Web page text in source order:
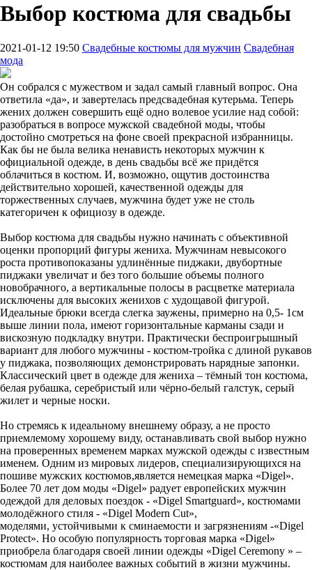
Выбор костюма для свадьбы
2021-01-12 19:50 Свадебные костюмы для мужчин Свадебная
мода
Он собрался с мужеством и задал самый главный вопрос. Она
ответила «да», и завертелась предсвадебная кутерьма. Теперь
жених должен совершить ещё одно волевое усилие над собой:
разобраться в вопросе мужской свадебной моды, чтобы
достойно смотреться на фоне своей прекрасной избранницы.
Как бы не была велика ненависть некоторых мужчин к
официальной одежде, в день свадьбы всё же придётся
облачиться в костюм. И, возможно, ощутив достоинства
действительно хорошей, качественной одежды для
торжественных случаев, мужчина будет уже не столь
категоричен к официозу в одежде.
Выбор костюма для свадьбы нужно начинать с объективной
оценки пропорций фигуры жениха. Мужчинам невысокого
роста противопоказаны удлинённые пиджаки, двубортные
пиджаки увеличат и без того большие объемы полного
новобрачного, а вертикальные полосы в расцветке материала
исключены для высоких женихов с худощавой фигурой.
Идеальные брюки всегда слегка заужены, примерно на 0,5- 1см
выше линии пола, имеют горизонтальные карманы сзади и
вискозную подкладку внутри. Практически беспроигрышный
вариант для любого мужчины - костюм-тройка с длиной рукавов
у пиджака, позволяющих демонстрировать нарядные запонки.
Классический цвет в одежде для жениха – тёмный тон костюма,
белая рубашка, серебристый или чёрно-белый галстук, серый
жилет и черные носки.
Но стремясь к идеальному внешнему образу, а не просто
приемлемому хорошему виду, останавливать свой выбор нужно
на проверенных временем марках мужской одежды с известным
именем. Одним из мировых лидеров, специализирующихся на
пошиве мужских костюмов,является немецкая марка «Digel».
Более 70 лет дом моды «Digel» радует европейских мужчин
одеждой для деловых поездок - «Digel Smartguard», костюмами
молодёжного стиля - «Digel Modern Cut»,
моделями, устойчивыми к сминаемости и загрязнениям -«Digel
Protect». Но особую популярность торговая марка «Digel»
приобрела благодаря своей линии одежды «Digel Ceremony » –
костюмам для наиболее важных событий в жизни мужчины.